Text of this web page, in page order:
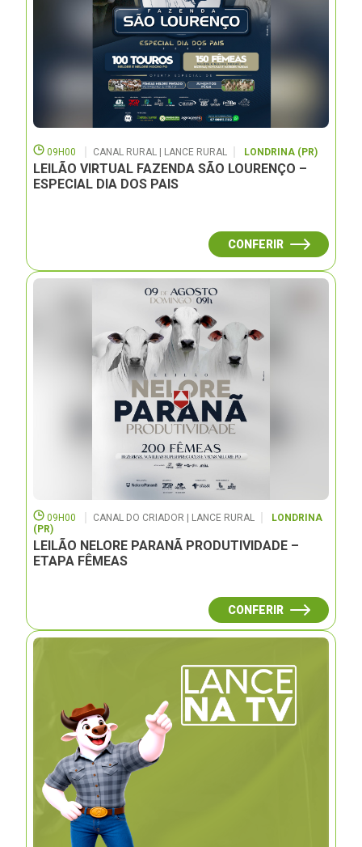
09H00 CANAL RURAL | LANCE RURAL LONDRINA (PR)
LEILÃO VIRTUAL FAZENDA SÃO LOURENÇO –
ESPECIAL DIA DOS PAIS
CONFERIR
09H00 CANAL DO CRIADOR | LANCE RURAL
LONDRINA
(PR)
LEILÃO NELORE PARANÃ PRODUTIVIDADE –
ETAPA FÊMEAS
CONFERIR